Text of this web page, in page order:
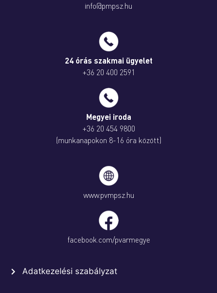
info@pmpsz.hu
24 órás szakmai ügyelet
+36 20 400 2591
Megyei iroda
+36 20 454 9800
(munkanapokon 8-16 óra között)
www.pvmpsz.hu
facebook.com/pvarmegye
Adatkezelési szabályzat